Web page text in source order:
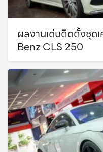
ผลงานเด่นติดตั้งชุด
Benz CLS 250